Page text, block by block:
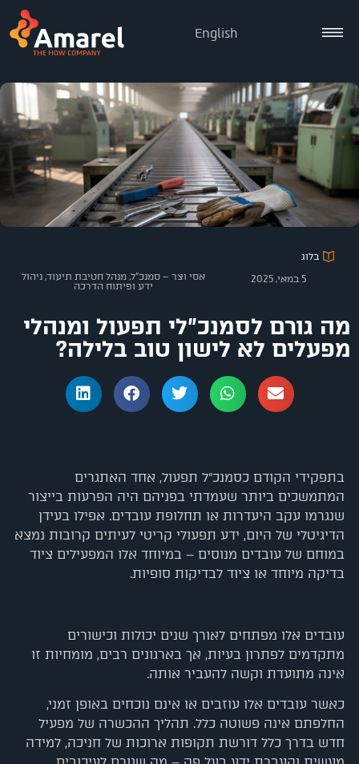
English
בלוג
5 במאי, 2025
אסי וצר – סמנכ"ל, מנהל חטיבת תיעוד, ניהול
ידע ופיתוח הדרכה
מה גורם לסמנכ"לי תפעול ומנהלי
מפעלים לא לישון טוב בלילה?
בתפקידי הקודם כסמנכ"ל תפעול, אחד האתגרים
המתמשכים ביותר שעמדתי בפניהם היה הפרעות בייצור
שנגרמו עקב היעדרות או תחלופת עובדים. אפילו בעידן
הדיגיטלי של היום, ידע תפעולי קריטי לעיתים קרובות נמצא
במוחם של עובדים מנוסים – במיוחד אלו המפעילים ציוד
בדיקה מיוחד או ציוד לבדיקות סופיות.
עובדים אלו מפתחים לאורך שנים יכולות וכישורים
מתקדמים לפתרון בעיות, אך בארגונים רבים, מומחיות זו
אינה מתועדת וקשה להעביר אותה.
כאשר עובדים אלו עוזבים או אינם נוכחים באופן זמני,
החלפתם אינה פשוטה כלל. תהליך ההכשרה של מפעיל
חדש בדרך כלל דורשת תקופות ארוכות של חניכה, למידה